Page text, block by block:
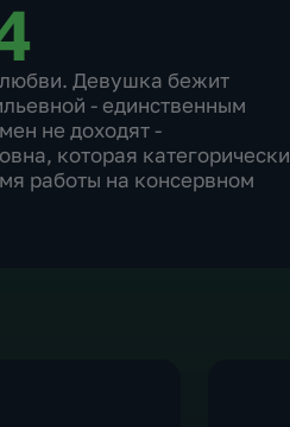
любви. Девушка бежит
- единственным
не доходят -
которая категорически
работы на консервном